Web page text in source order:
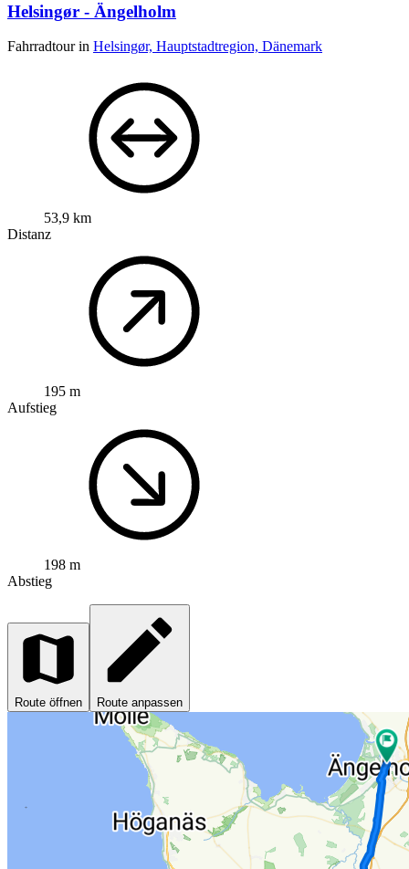
Helsingør - Ängelholm
Fahrradtour in Helsingør, Hauptstadtregion, Dänemark
53,9 km
Distanz
195 m
Aufstieg
198 m
Abstieg
Route öffnen Route anpassen